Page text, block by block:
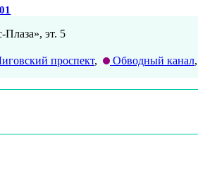
Плаза», эт. 5
проспект, Обводный канал,